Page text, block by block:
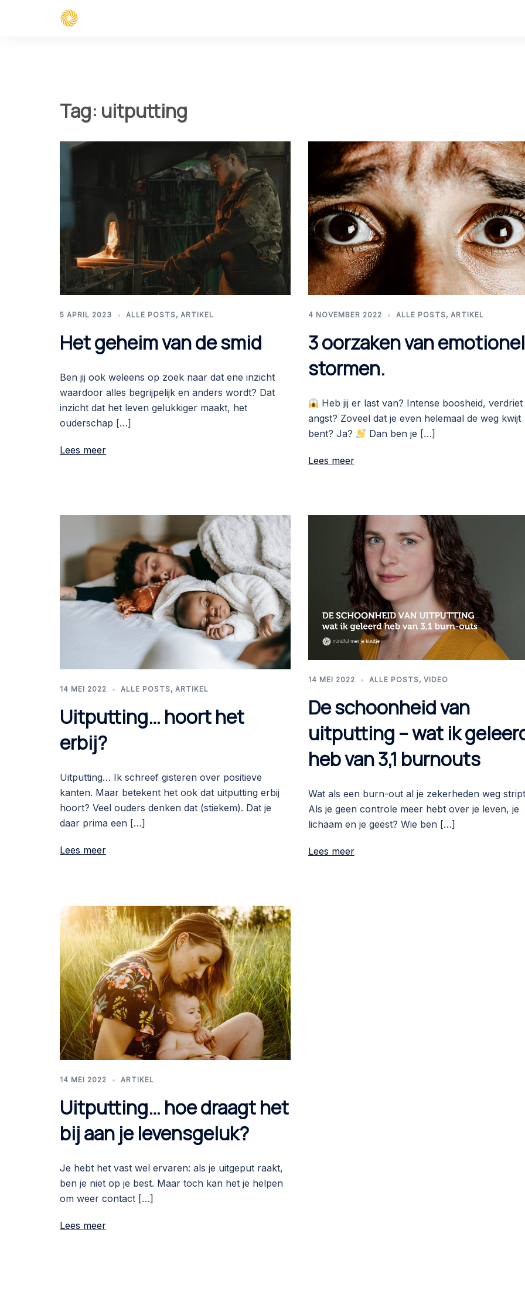
Tag: uitputting
5 APRIL 2023 ALLE POSTS, ARTIKEL
Het geheim van de smid
Ben jij ook weleens op zoek naar dat ene inzicht
waardoor alles begrijpelijk en anders wordt? Dat
inzicht dat het leven gelukkiger maakt, het
ouderschap […]
Lees meer
4 NOVEMBER 2022 ALLE POSTS, ARTIKEL
3 oorzaken van
stormen.
Heb jij er last van? Intense boosheid,
angst? Zoveel dat je even helemaal de weg kwijt
bent? Ja?
Dan ben je […]
Lees meer
14 MEI 2022 ALLE POSTS, ARTIKEL
Uitputting… hoort het
erbij?
Uitputting… Ik schreef gisteren over positieve
kanten. Maar betekent het ook dat uitputting erbij
hoort? Veel ouders denken dat (stiekem). Dat je
daar prima een […]
Lees meer
14 MEI 2022 ALLE POSTS, VIDEO
De schoonheid van
uitputting – wat ik
heb van 3,1 burnouts
Wat als een burn-out al je zekerheden weg
Als je geen controle meer hebt over je leven, je
lichaam en je geest? Wie ben […]
Lees meer
14 MEI 2022 ARTIKEL
Uitputting… hoe draagt het
bij aan je levensgeluk?
Je hebt het vast wel ervaren: als je uitgeput raakt,
ben je niet op je best. Maar toch kan het je helpen
om weer contact […]
Lees meer